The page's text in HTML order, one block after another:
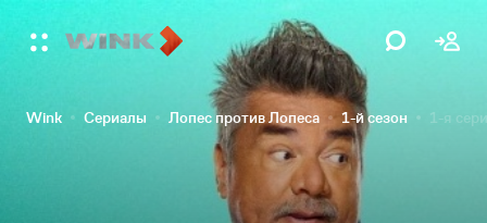
Wink Сериалы Лопес против Лопеса 1-й сезон 1-я